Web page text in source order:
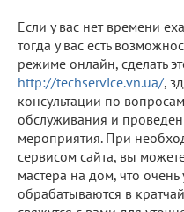
Если у вас нет времени
тогда у вас есть
режиме онлайн, сделать
http://techservice.vn.ua/,
консультации по
обслуживания и
мероприятия. При
сервисом сайта, вы
мастера на дом, что очень
обрабатываются в